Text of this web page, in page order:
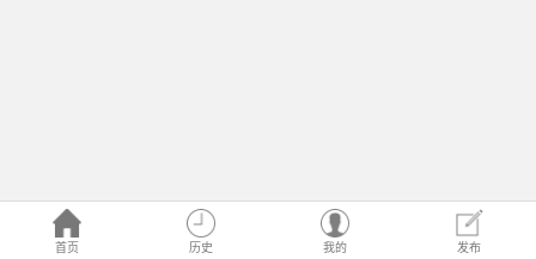
首页 历史 我的 发布